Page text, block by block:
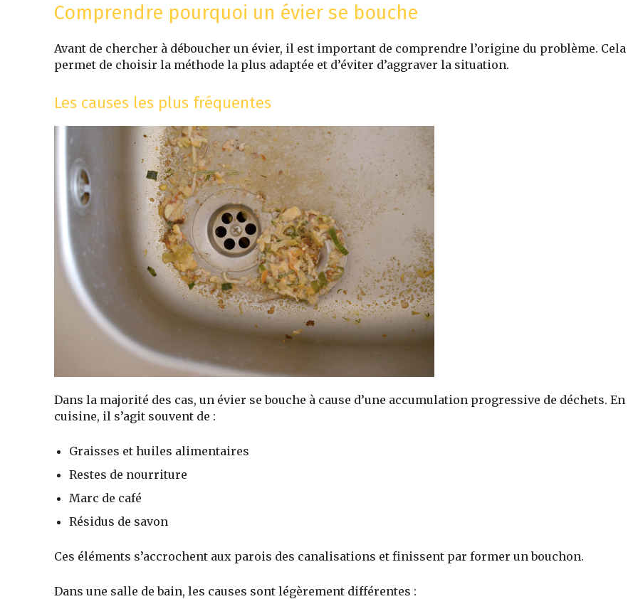
Comprendre pourquoi un évier se bouche
Avant de chercher à déboucher un évier, il est important de comprendre l’origine du problème. Cela
permet de choisir la méthode la plus adaptée et d’éviter d’aggraver la situation.
Les causes les plus fréquentes
Dans la majorité des cas, un évier se bouche à cause d’une accumulation progressive de déchets. En
cuisine, il s’agit souvent de :
Graisses et huiles alimentaires
Restes de nourriture
Marc de café
Résidus de savon
Ces éléments s’accrochent aux parois des canalisations et finissent par former un bouchon.
Dans une salle de bain, les causes sont légèrement différentes :